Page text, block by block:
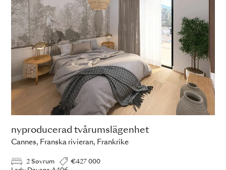
nyproducerad tvårumslägenhet
Cannes, Franska rivieran, Frankrike
2 Sovrum
€427 000